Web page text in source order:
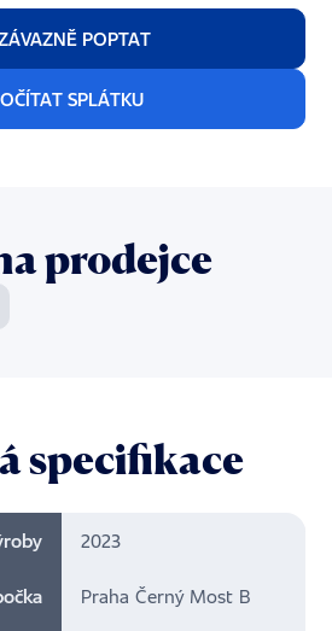
POPTAT
SPLÁTKU
prodejce
specifikace
2023
Praha Černý Most B